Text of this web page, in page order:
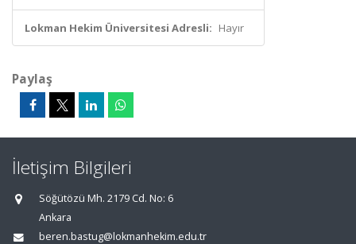
Lokman Hekim Üniversitesi Adresli: Hayır
Paylaş
İletişim Bilgileri
Söğütözü Mh. 2179 Cd. No: 6
Ankara
beren.bastug@lokmanhekim.edu.tr